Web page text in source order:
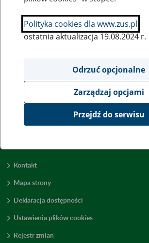
SZUKAJ
Wyświetl wszystkie
Kontakt
Mapa strony
Deklaracja dostępności
Ustawienia plików cookies
Rejestr zmian
Polityka cookies dla www.zus.pl
ostatnia aktualizacja 19.08.2024 r.
Odrzuć opcjonalne
Zarządzaj opcjami
Przejdź do serwisu